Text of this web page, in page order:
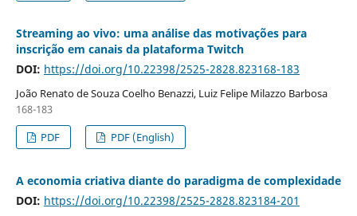
Streaming ao vivo: uma análise das motivações para
inscrição em canais da plataforma Twitch
DOI: https://doi.org/10.22398/2525-2828.823168-183
João Renato de Souza Coelho Benazzi, Luiz Felipe Milazzo Barbosa
168-183
PDF
PDF (English)
A economia criativa diante do paradigma de complexidade
DOI: https://doi.org/10.22398/2525-2828.823184-201